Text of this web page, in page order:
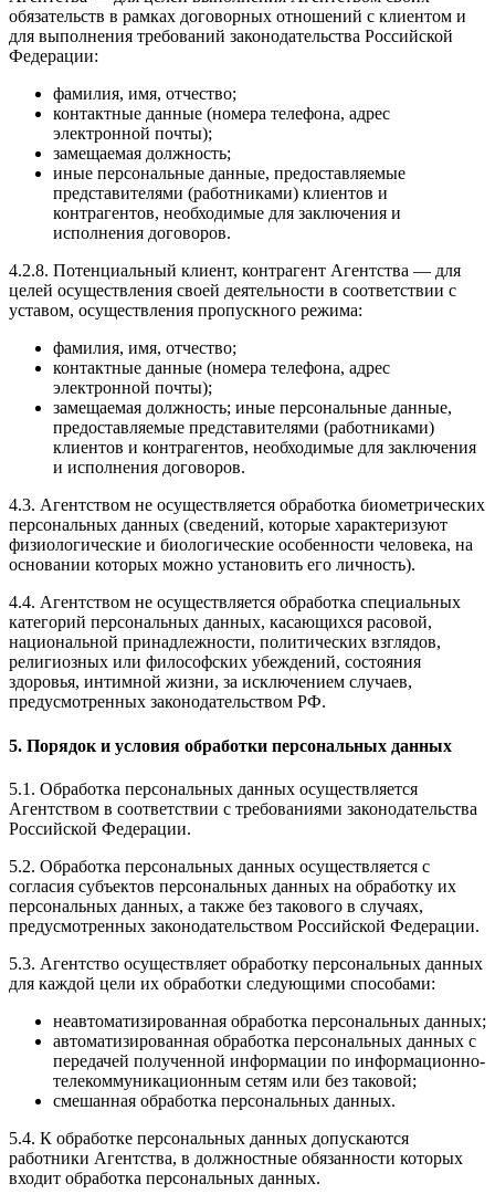
обязательств в рамках договорных отношений с клиентом и
для выполнения требований законодательства Российской
Федерации:
фамилия, имя, отчество;
контактные данные (номера телефона, адрес
электронной почты);
замещаемая должность;
иные персональные данные, предоставляемые
представителями (работниками) клиентов и
контрагентов, необходимые для заключения и
исполнения договоров.
4.2.8. Потенциальный клиент, контрагент Агентства — для
целей осуществления своей деятельности в соответствии с
уставом, осуществления пропускного режима:
фамилия, имя, отчество;
контактные данные (номера телефона, адрес
электронной почты);
замещаемая должность; иные персональные данные,
предоставляемые представителями (работниками)
клиентов и контрагентов, необходимые для заключения
и исполнения договоров.
4.3. Агентством не осуществляется обработка биометрических
персональных данных (сведений, которые характеризуют
физиологические и биологические особенности человека, на
основании которых можно установить его личность).
4.4. Агентством не осуществляется обработка специальных
категорий персональных данных, касающихся расовой,
национальной принадлежности, политических взглядов,
религиозных или философских убеждений, состояния
здоровья, интимной жизни, за исключением случаев,
предусмотренных законодательством РФ.
5. Порядок и условия обработки персональных данных
5.1. Обработка персональных данных осуществляется
Агентством в соответствии с требованиями законодательства
Российской Федерации.
5.2. Обработка персональных данных осуществляется с
согласия субъектов персональных данных на обработку их
персональных данных, а также без такового в случаях,
предусмотренных законодательством Российской Федерации.
5.3. Агентство осуществляет обработку персональных данных
для каждой цели их обработки следующими способами:
неавтоматизированная обработка персональных данных;
автоматизированная обработка персональных данных с
передачей полученной информации по информационно-
телекоммуникационным сетям или без таковой;
смешанная обработка персональных данных.
5.4. К обработке персональных данных допускаются
работники Агентства, в должностные обязанности которых
входит обработка персональных данных.